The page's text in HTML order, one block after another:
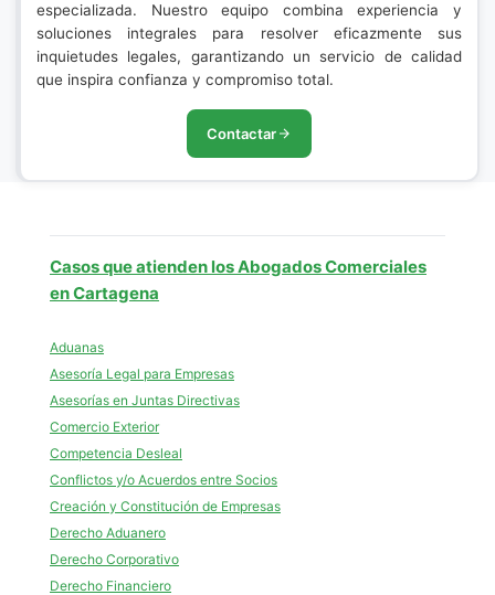
especializada. Nuestro equipo combina experiencia y
soluciones integrales para resolver eficazmente sus
inquietudes legales, garantizando un servicio de calidad
que inspira confianza y compromiso total.
Contactar
Casos que atienden los Abogados Comerciales
en Cartagena
Aduanas
Asesoría Legal para Empresas
Asesorías en Juntas Directivas
Comercio Exterior
Competencia Desleal
Conflictos y/o Acuerdos entre Socios
Creación y Constitución de Empresas
Derecho Aduanero
Derecho Corporativo
Derecho Financiero